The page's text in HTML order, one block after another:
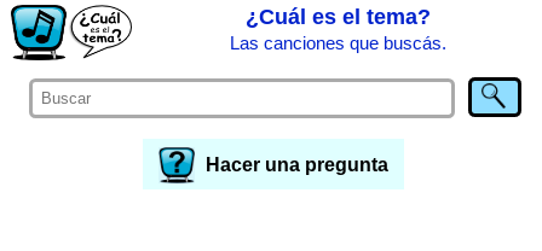
¿Cuál es el tema?
Las canciones que buscás.
Hacer una pregunta